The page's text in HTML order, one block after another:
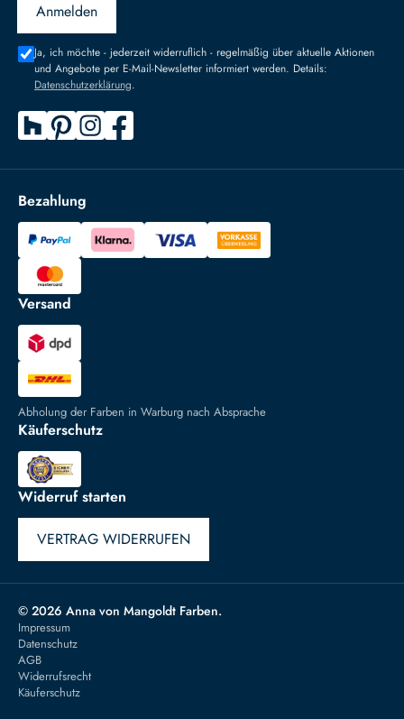
Anmelden
Ja, ich möchte - jederzeit widerruflich - regelmäßig über aktuelle Aktionen
und Angebote per E-Mail-Newsletter informiert werden. Details:
Datenschutzerklärung.
Bezahlung
Versand
Abholung der Farben in Warburg nach Absprache
Käuferschutz
Widerruf starten
VERTRAG WIDERRUFEN
© 2026 Anna von Mangoldt Farben.
Impressum
Datenschutz
AGB
Widerrufsrecht
Käuferschutz